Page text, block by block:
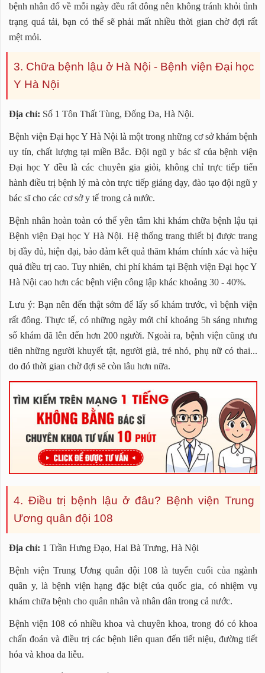
bệnh nhân đổ về mỗi ngày đều rất đông nên không tránh khỏi tình
trạng quá tải, bạn có thể sẽ phải mất nhiều thời gian chờ đợi rất
mệt mỏi.
3. Chữa bệnh lậu ở Hà Nội - Bệnh viện Đại học
Y Hà Nội
Địa chỉ: Số 1 Tôn Thất Tùng, Đống Đa, Hà Nội.
Bệnh viện Đại học Y Hà Nội là một trong những cơ sở khám bệnh
uy tín, chất lượng tại miền Bắc. Đội ngũ y bác sĩ của bệnh viện
Đại học Y đều là các chuyên gia giỏi, không chỉ trực tiếp tiến
hành điều trị bệnh lý mà còn trực tiếp giảng dạy, đào tạo đội ngũ y
bác sĩ cho các cơ sở y tế trong cả nước.
Bệnh nhân hoàn toàn có thể yên tâm khi khám chữa bệnh lậu tại
Bệnh viện Đại học Y Hà Nội. Hệ thống trang thiết bị được trang
bị đầy đủ, hiện đại, bảo đảm kết quả thăm khám chính xác và hiệu
quả điều trị cao. Tuy nhiên, chi phí khám tại Bệnh viện Đại học Y
Hà Nội cao hơn các bệnh viện công lập khác khoảng 30 - 40%.
Lưu ý: Bạn nên đến thật sớm để lấy số khám trước, vì bệnh viện
rất đông. Thực tế, có những ngày mới chỉ khoảng 5h sáng nhưng
số khám đã lên đến hơn 200 người. Ngoài ra, bệnh viện cũng ưu
tiên những người khuyết tật, người già, trẻ nhỏ, phụ nữ có thai...
do đó thời gian chờ đợi sẽ còn lâu hơn nữa.
4. Điều trị bệnh lậu ở đâu? Bệnh viện Trung
Ương quân đội 108
Địa chỉ: 1 Trần Hưng Đạo, Hai Bà Trưng, Hà Nội
Bệnh viện Trung Ương quân đội 108 là tuyến cuối của ngành
quân y, là bệnh viện hạng đặc biệt của quốc gia, có nhiệm vụ
khám chữa bệnh cho quân nhân và nhân dân trong cả nước.
Bệnh viện 108 có nhiều khoa và chuyên khoa, trong đó có khoa
chẩn đoán và điều trị các bệnh liên quan đến tiết niệu, đường tiết
hóa và khoa da liễu.